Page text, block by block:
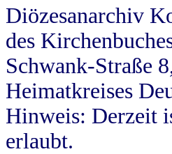
Diözesanarchiv
des
Schwank-Straße
Heimatkreises
Hinweis: Derzeit
erlaubt.